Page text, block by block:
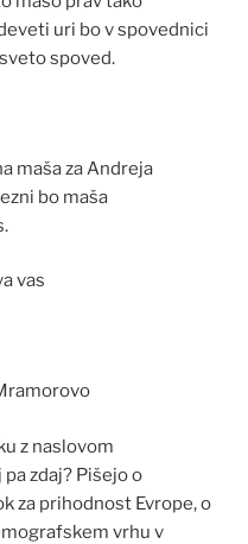
uri bo v spovednici
spoved.
maša za Andreja
bo maša
vas
z naslovom
zdaj? Pišejo o
za prihodnost Evrope, o
vrhu v